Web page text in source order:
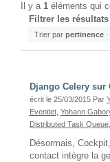
Il y a 1 éléments qui
Filtrer les résultats
Trier par pertinence ·
Django Celery sur
écrit le 25/03/2015 Par
Eventlet, Yohann
Distributed Task Queue,
Désormais,
contact intègre la